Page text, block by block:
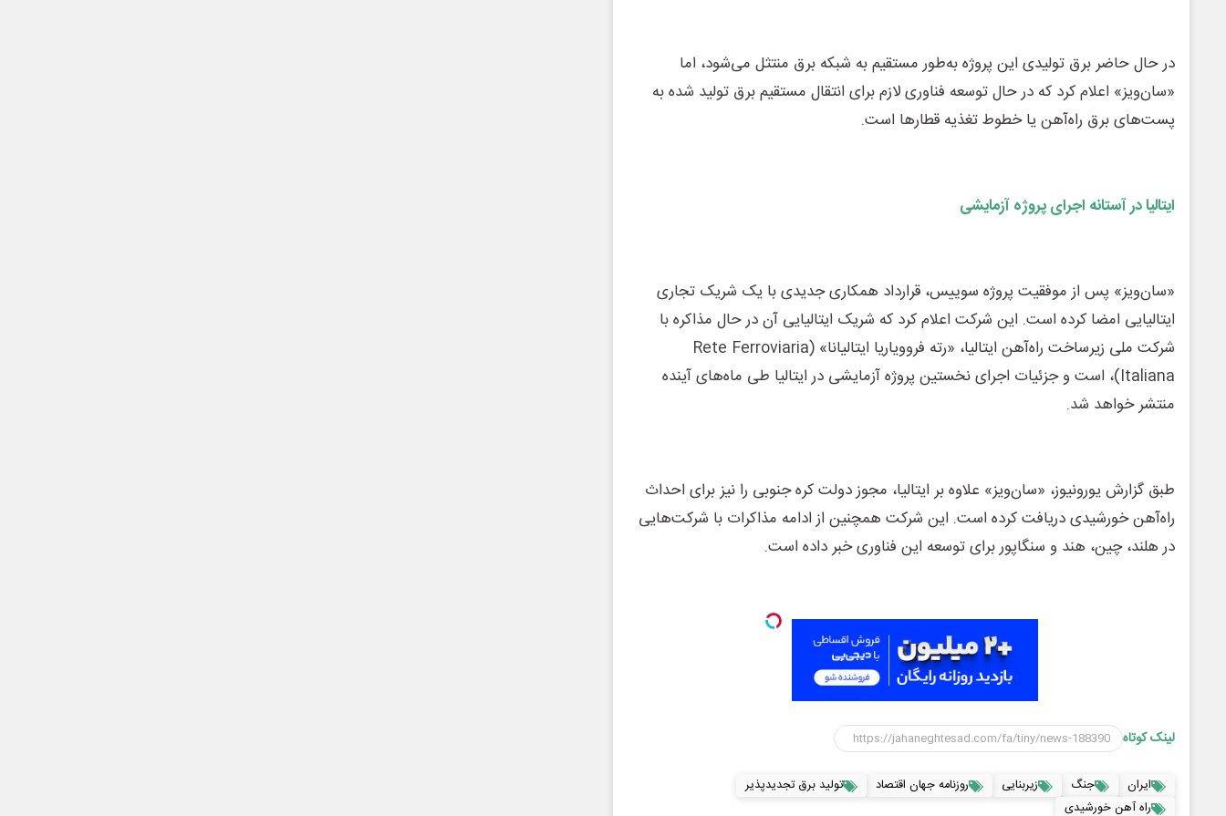
در حال حاضر برق تولیدی این پروژه به‌طور مستقیم به شبکه برق منتثل می‌شود، اما
«سان‌ویز» اعلام کرد که در حال توسعه فناوری لازم برای انتقال مستقیم برق تولید شده به
پست‌های برق راه‌آهن یا خطوط تغذیه قطارها است.
ایتالیا در آستانه اجرای پروژه آزمایشی
«سان‌ویز» پس از موفقیت پروژه سوییس، قرارداد همکاری جدیدی با یک شریک تجاری
ایتالیایی امضا کرده است. این شرکت اعلام کرد که شریک ایتالیایی آن در حال مذاکره با
شرکت ملی زیرساخت راه‌آهن ایتالیا، «رته فروویاریا ایتالیانا» (Rete Ferroviaria
Italiana)، است و جزئیات اجرای نخستین پروژه آزمایشی در ایتالیا طی ماه‌های آینده
منتشر خواهد شد.
طبق گزارش یورونیوز، «سان‌ویز» علاوه بر ایتالیا، مجوز دولت کره جنوبی را نیز برای احداث
راه‌آهن خورشیدی دریافت کرده است. این شرکت همچنین از ادامه مذاکرات با شرکت‌هایی
در هلند، چین، هند و سنگاپور برای توسعه این فناوری خبر داده است.
لینک کوتاه
ایران جنگ زیربنایی روزنامه جهان اقتصاد
تولید برق تجدیدپذیر
راه آهن خورشیدی